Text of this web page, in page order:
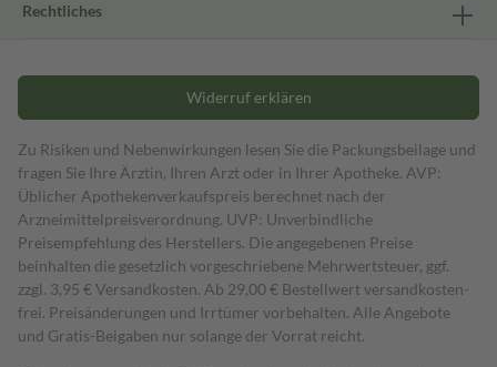
Rechtliches
Widerruf erklären
Zu Risiken und Nebenwirkungen lesen Sie die Packungsbeilage und
fragen Sie Ihre Ärztin, Ihren Arzt oder in Ihrer Apotheke. AVP:
Üblicher Apothekenverkaufspreis berechnet nach der
Arzneimittelpreisverordnung. UVP: Unverbindliche
Preisempfehlung des Herstellers. Die angegebenen Preise
beinhalten die gesetzlich vorgeschriebene Mehrwertsteuer, ggf.
zzgl. 3,95 € Versandkosten. Ab 29,00 € Bestell­wert versand­kosten­
frei. Preisänderungen und Irrtümer vorbehalten. Alle Angebote
und Gratis-Beigaben nur solange der Vorrat reicht.